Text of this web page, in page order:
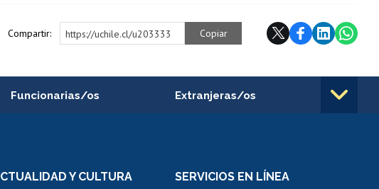
Compartir: https://uchile.cl/u203333 Copiar
Funcionarias/os
Portal de movilidad interna
Extranjeras/os
Y CULTURA SERVICIOS EN LÍNEA